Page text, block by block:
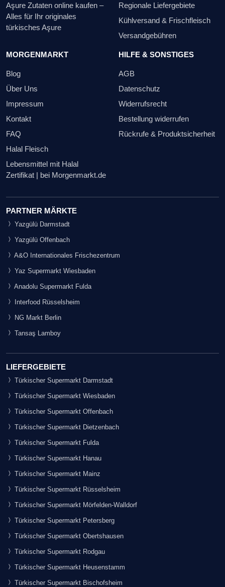
Aşure Zutaten online kaufen –
Alles für Ihr originales
türkisches Aşure
Regionale Liefergebiete
Kühlversand & Frischfleisch
Versandgebühren
MORGENMARKT
Blog
Über Uns
Impressum
Kontakt
FAQ
Halal Fleisch
Lebensmittel mit Halal
Zertifikat | bei Morgenmarkt.de
HILFE & SONSTIGES
AGB
Datenschutz
Widerrufsrecht
Bestellung widerrufen
Rückrufe & Produktsicherheit
PARTNER MÄRKTE
Yazgülü Darmstadt
Yazgülü Offenbach
A&O Internationales Frischezentrum
Yaz Supermarkt Wiesbaden
Anadolu Supermarkt Fulda
Interfood Rüsselsheim
NG Markt Berlin
Tansaş Lamboy
LIEFERGEBIETE
Türkischer Supermarkt Darmstadt
Türkischer Supermarkt Wiesbaden
Türkischer Supermarkt Offenbach
Türkischer Supermarkt Dietzenbach
Türkischer Supermarkt Fulda
Türkischer Supermarkt Hanau
Türkischer Supermarkt Mainz
Türkischer Supermarkt Rüsselsheim
Türkischer Supermarkt Mörfelden-Walldorf
Türkischer Supermarkt Petersberg
Türkischer Supermarkt Obertshausen
Türkischer Supermarkt Rodgau
Türkischer Supermarkt Heusenstamm
Türkischer Supermarkt Bischofsheim